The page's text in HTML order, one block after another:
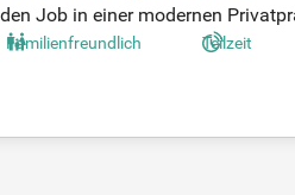
Job in einer modernen
in Teilzeit oder Vollzeit als
Möglichkeit, in den Schulferien
Familienfreundlich Teilzeit